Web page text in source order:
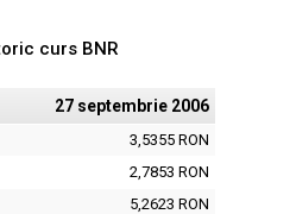
curs BNR
27 septembrie 2006
3,5355 RON
2,7853 RON
5,2623 RON